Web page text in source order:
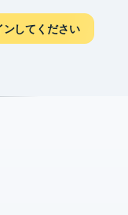
してください